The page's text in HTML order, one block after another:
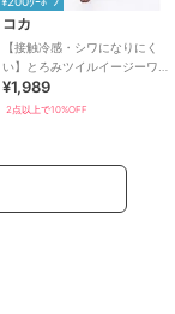
コカ
【接触冷感・シワになりにく
い】とろみツイルイージーワ
イドパンツ 全4色
¥1,989
2点以上で10%OFF